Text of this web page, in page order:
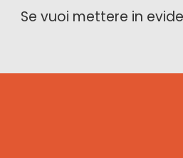
Se vuoi mettere in